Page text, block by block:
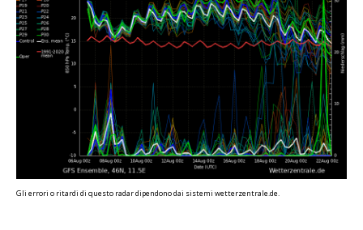
Gli errori o ritardi di questo radar dipendono dai sistemi wetterzentrale.de.